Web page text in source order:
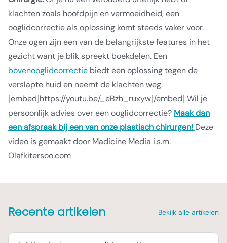
klachten zoals hoofdpijn en vermoeidheid, een
ooglidcorrectie als oplossing komt steeds vaker voor.
Onze ogen zijn een van de belangrijkste features in het
gezicht want je blik spreekt boekdelen. Een
bovenooglidcorrectie biedt een oplossing tegen de
verslapte huid en neemt de klachten weg.
[embed]https://youtu.be/_eBzh_ruxyw[/embed] Wil je
persoonlijk advies over een ooglidcorrectie? Maak dan
een afspraak bij een van onze plastisch chirurgen! Deze
video is gemaakt door Madicine Media i.s.m.
Olafkitersoo.com
Recente artikelen Bekijk alle artikelen